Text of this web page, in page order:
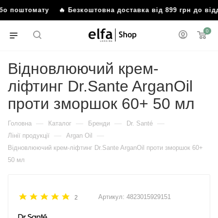
поштомату 🔥 Безкоштовна доставка від 899 грн до
0
Відновлюючий крем-
ліфтинг Dr.Sante ArganOil
проти зморшок 60+ 50 мл
Головна — Каталог — Бренди — Dr. Santé —
Лінії продукції — Argan Oil —
Відновлюючий крем-ліфтинг Dr.Sante ArganOil проти зморшок 60+
50 мл
2 Артикул: 4823015929151